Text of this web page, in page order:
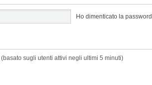
Ho dimenticato la password
sugli utenti attivi negli ultimi 5 minuti)